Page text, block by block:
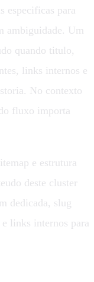
especificas para
ambiguidade. Um
quando titulo,
links internos e
No contexto
fluxo importa
e estrutura
deste cluster
dedicada, slug
links internos para